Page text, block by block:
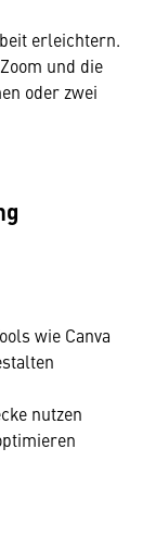
erleichtern.
und die
oder zwei
wie Canva
nutzen